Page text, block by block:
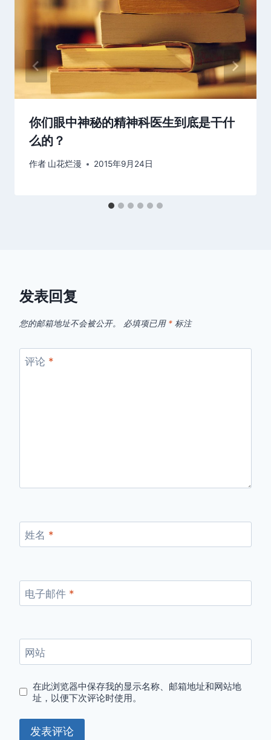
你们眼中神秘的精神科医生到底是干什
么的？
作者 山花烂漫 2015年9月24日
发表回复
您的邮箱地址不会被公开。 必填项已用 * 标注
评论 *
姓名 *
电子邮件 *
网站
在此浏览器中保存我的显示名称、邮箱地址和网站地
址，以便下次评论时使用。